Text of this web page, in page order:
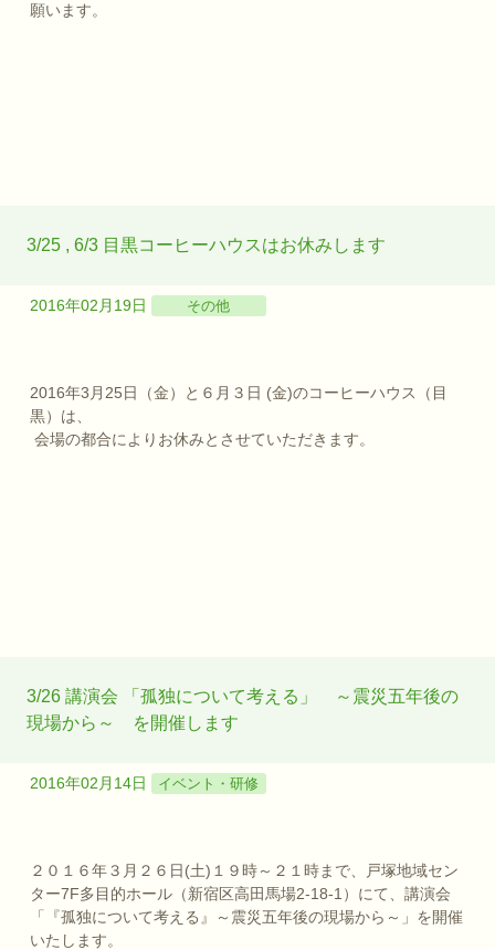
願います。
3/25 , 6/3 目黒コーヒーハウスはお休みします
2016年02月19日 その他
2016年3月25日（金）と６月３日 (金)のコーヒーハウス（目
黒）は、
会場の都合によりお休みとさせていただきます。
3/26 講演会 「孤独について考える」 ～震災五年後の
現場から～ を開催します
2016年02月14日 イベント・研修
２０１６年３月２６日(土)１９時～２１時まで、戸塚地域セン
ター7F多目的ホール（新宿区高田馬場2-18-1）にて、講演会
「『孤独について考える』～震災五年後の現場から～」を開催
いたします。